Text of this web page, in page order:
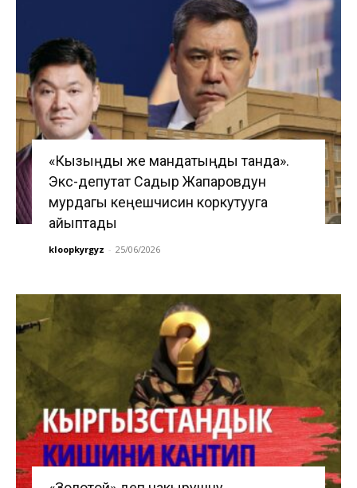
«Кызыңды же мандатыңды танда».
Экс-депутат Садыр Жапаровдун
мурдагы кеңешчисин коркутууга
айыптады
kloopkyrgyz - 25/06/2026